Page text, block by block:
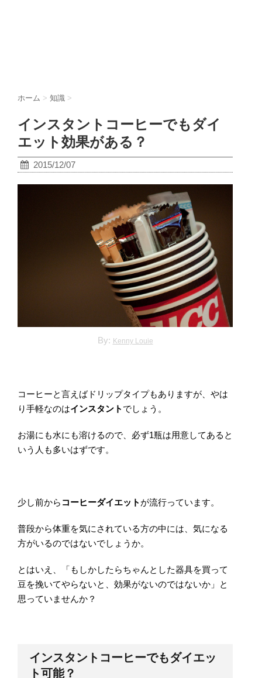
ホーム > 知識 >
インスタントコーヒーでもダイ
エット効果がある？
2015/12/07
By: Kenny Louie
コーヒーと言えばドリップタイプもありますが、やは
り手軽なのはインスタント でしょう。
お湯にも水にも溶けるので、必ず1瓶は用意してあると
いう人も多いはずです。
少し前から コーヒーダイエット が流行っています。
普段から体重を気にされている方の中には、気になる
方がいるのではないでしょうか。
とはいえ、「もしかしたらちゃんとした器具を買って
豆を挽いてやらないと、効果がないのではないか」と
思っていませんか？
インスタントコーヒーでもダイエッ
ト可能？